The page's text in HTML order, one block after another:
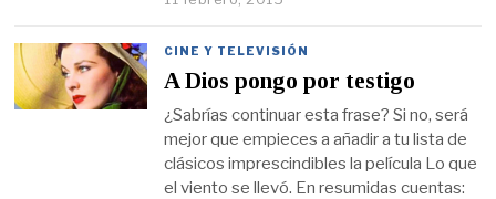
CINE Y TELEVISIÓN
A Dios pongo por testigo
¿Sabrías continuar esta frase? Si no, será
mejor que empieces a añadir a tu lista de
clásicos imprescindibles la película Lo que
el viento se llevó. En resumidas cuentas: